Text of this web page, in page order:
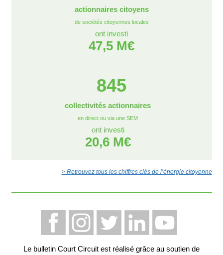
actionnaires citoyens
de sociétés citoyennes locales
ont investi
47,5 M€
845
collectivités actionnaires
en direct ou via une SEM
ont investi
20,6 M€
> Retrouvez tous les chiffres clés de l’énergie citoyenne
Le bulletin Court Circuit est réalisé grâce au soutien de